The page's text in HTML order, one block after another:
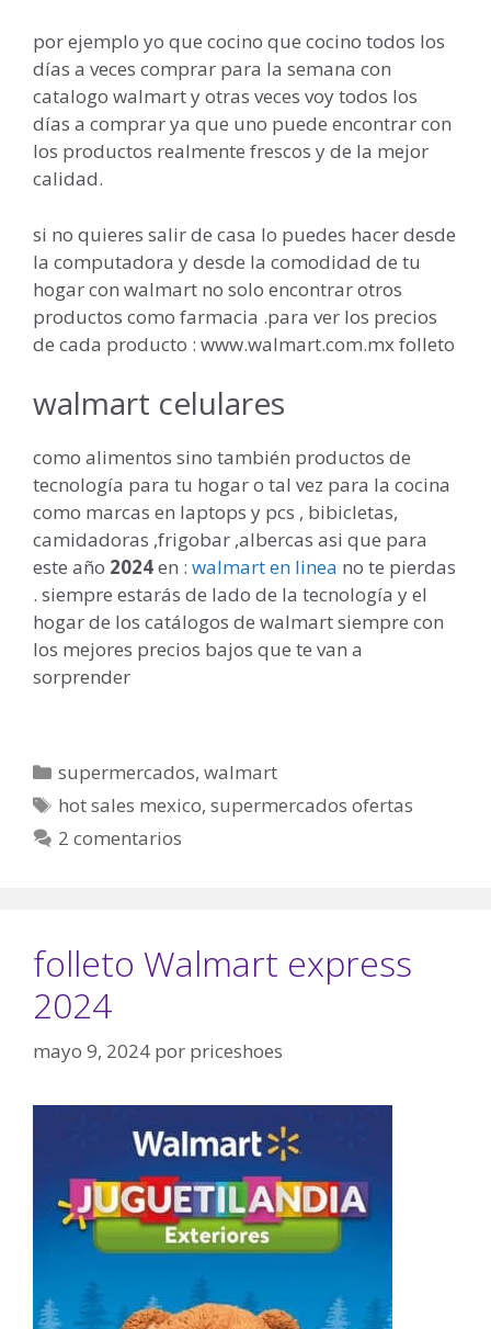
por ejemplo yo que cocino que cocino todos los
días a veces comprar para la semana con
catalogo walmart y otras veces voy todos los
días a comprar ya que uno puede encontrar con
los productos realmente frescos y de la mejor
calidad.
si no quieres salir de casa lo puedes hacer desde
la computadora y desde la comodidad de tu
hogar con walmart no solo encontrar otros
productos como farmacia .para ver los precios
de cada producto : www.walmart.com.mx folleto
walmart celulares
como alimentos sino también productos de
tecnología para tu hogar o tal vez para la cocina
como marcas en laptops y pcs , bibicletas,
camidadoras ,frigobar ,albercas asi que para
este año 2024en : walmart en linea no te pierdas
. siempre estarás de lado de la tecnología y el
hogar de los catálogos de walmart siempre con
los mejores precios bajos que te van a
sorprender
Categorías
supermercados,walmart
Etiquetas
hot sales mexico,supermercados ofertas
2 comentarios
folleto Walmart express
2024
mayo 9, 2024 por priceshoes